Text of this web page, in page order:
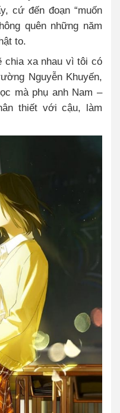
cứ đến đoạn “muốn
quên những năm
to.
chia xa nhau vì tôi có
Nguyễn Khuyến,
mà phụ anh Nam –
thiết với cậu, làm